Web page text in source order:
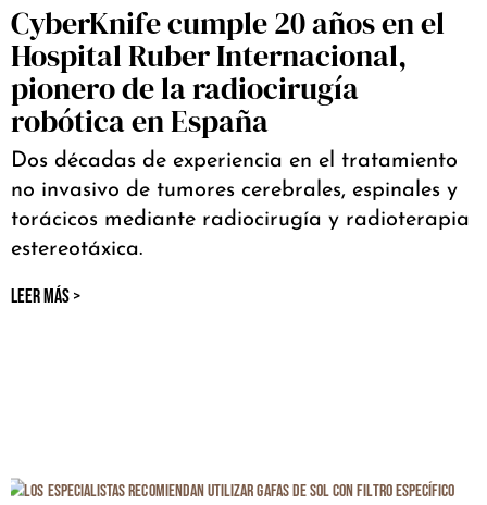
CyberKnife cumple 20 años en el
Hospital Ruber Internacional,
pionero de la radiocirugía
robótica en España
Dos décadas de experiencia en el tratamiento
no invasivo de tumores cerebrales, espinales y
torácicos mediante radiocirugía y radioterapia
estereotáxica.
LEER MÁS >